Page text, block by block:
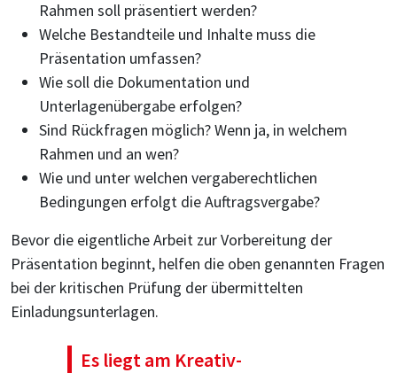
Rahmen soll präsentiert werden?
Welche Bestandteile und Inhalte muss die
Präsentation umfassen?
Wie soll die Dokumentation und
Unterlagenübergabe erfolgen?
Sind Rückfragen möglich? Wenn ja, in welchem
Rahmen und an wen?
Wie und unter welchen vergaberechtlichen
Bedingungen erfolgt die Auftragsvergabe?
Bevor die eigentliche Arbeit zur Vorbereitung der
Präsentation beginnt, helfen die oben genannten Fragen
bei der kritischen Prüfung der übermittelten
Einladungsunterlagen.
Es liegt am Kreativ­